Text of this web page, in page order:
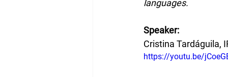
languages.
Speaker:
Cristina Tardáguila,
https://youtu.be/